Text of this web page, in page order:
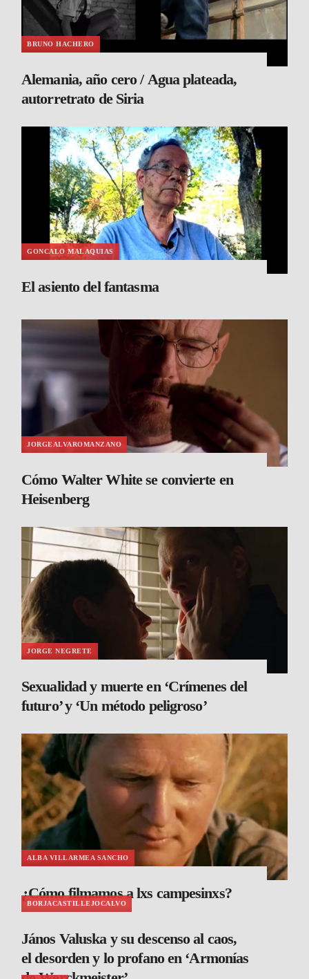
BRUNO HACHERO
Alemania, año cero / Agua plateada,
autorretrato de Siria
GONCALO MALAQUIAS
El asiento del fantasma
JORGEALVAROMANZANO
Cómo Walter White se convierte en
Heisenberg
JORGE NEGRETE
Sexualidad y muerte en ‘Crímenes del
futuro’ y ‘Un método peligroso’
ALBA VILLARMEA SANCHO
¿Cómo filmamos a lxs campesinxs?
BORJACASTILLEJOCALVO
János Valuska y su descenso al caos,
el desorden y lo profano en ‘Armonías